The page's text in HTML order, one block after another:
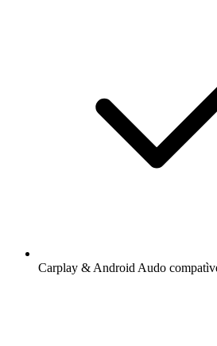
Carplay & Android Audo